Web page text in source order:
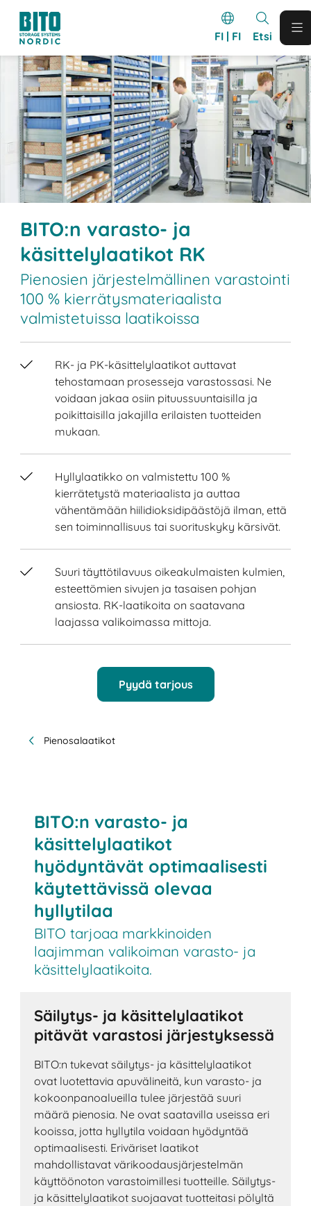
FI | FI Etsi
BITO:n varasto- ja
käsittelylaatikot RK
Pienosien järjestelmällinen varastointi
100 % kierrätysmateriaalista
valmistetuissa laatikoissa
RK- ja PK-käsittelylaatikot auttavat
tehostamaan prosesseja varastossasi. Ne
voidaan jakaa osiin pituussuuntaisilla ja
poikittaisilla jakajilla erilaisten tuotteiden
mukaan.
Hyllylaatikko on valmistettu 100 %
kierrätetystä materiaalista ja auttaa
vähentämään hiilidioksidipäästöjä ilman, että
sen toiminnallisuus tai suorituskyky kärsivät.
Suuri täyttötilavuus oikeakulmaisten kulmien,
esteettömien sivujen ja tasaisen pohjan
ansiosta. RK-laatikoita on saatavana
laajassa valikoimassa mittoja.
Pyydä tarjous
Pienosalaatikot
BITO:n varasto- ja
käsittelylaatikot
hyödyntävät optimaalisesti
käytettävissä olevaa
hyllytilaa
BITO tarjoaa markkinoiden
laajimman valikoiman varasto- ja
käsittelylaatikoita.
Säilytys- ja käsittelylaatikot
pitävät varastosi järjestyksessä
BITO:n tukevat säilytys- ja käsittelylaatikot
ovat luotettavia apuvälineitä, kun varasto- ja
kokoonpanoalueilla tulee järjestää suuri
määrä pienosia. Ne ovat saatavilla useissa eri
kooissa, jotta hyllytila voidaan hyödyntää
optimaalisesti. Eriväriset laatikot
mahdollistavat värikoodausjärjestelmän
käyttöönoton varastoimillesi tuotteille. Säilytys-
ja käsittelylaatikot suojaavat tuotteitasi pölyltä